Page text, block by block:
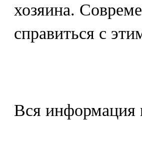
хозяина.
справиться с
Вся информация